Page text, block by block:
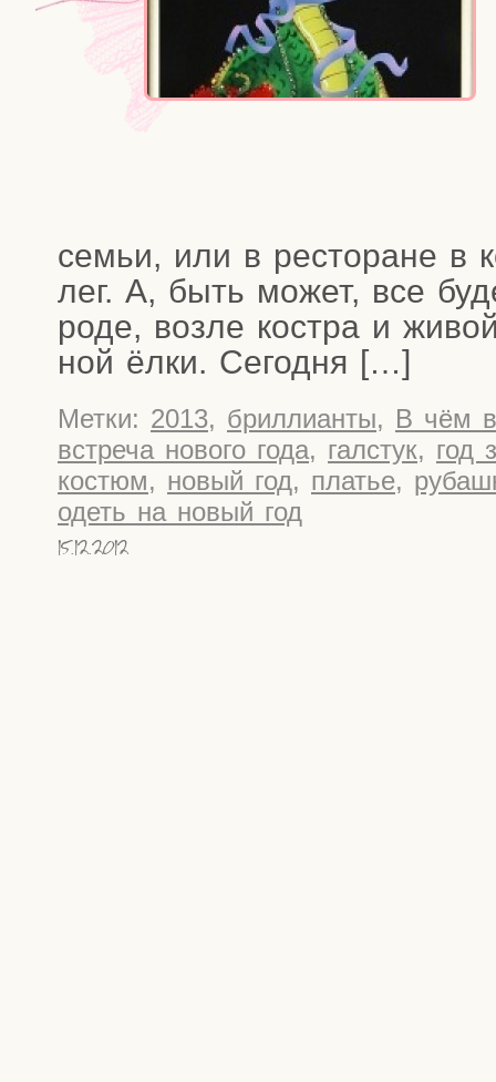
семьи, или в ресто­ране в
лег. А, быть может, все
ро­де, воз­ле кост­ра и
ной ёлки. Сегодня […]
Метки: 2013, бриллианты, В чём
встреча нового года, галстук, год
костюм, новый год, платье,
одеть на новый год
15.12.2012